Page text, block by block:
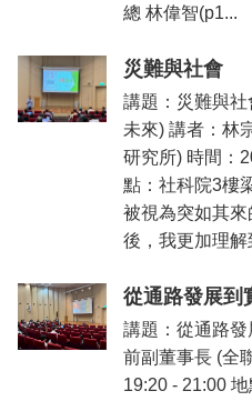
總 林偉智(p1...
災難與社會
講題：災難與
未來) 講者：林
研究所) 時間：
點：社科院3樓
被視為突如其
後，我更加理解
從通路發展到
講題：從通路
前副董事長 (全
19:20 - 21:00